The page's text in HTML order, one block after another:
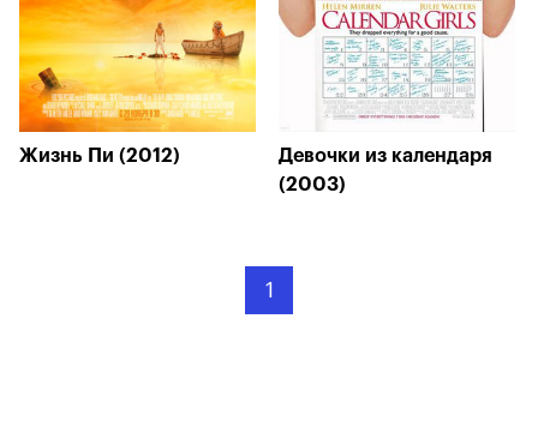
Жизнь Пи (2012)
Девочки из календаря
(2003)
1